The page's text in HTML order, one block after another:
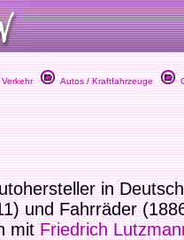
Autos / Kraftfahrzeuge
in
und Fahrräder
mitFriedrich